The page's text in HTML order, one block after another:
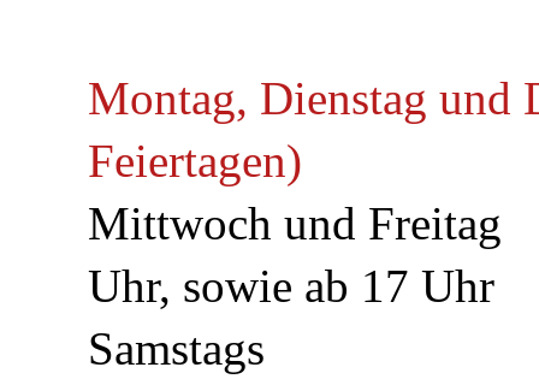
Montag, Dienstag und
Feiertagen)
Mittwoch und
Uhr, sowie ab 17 Uhr